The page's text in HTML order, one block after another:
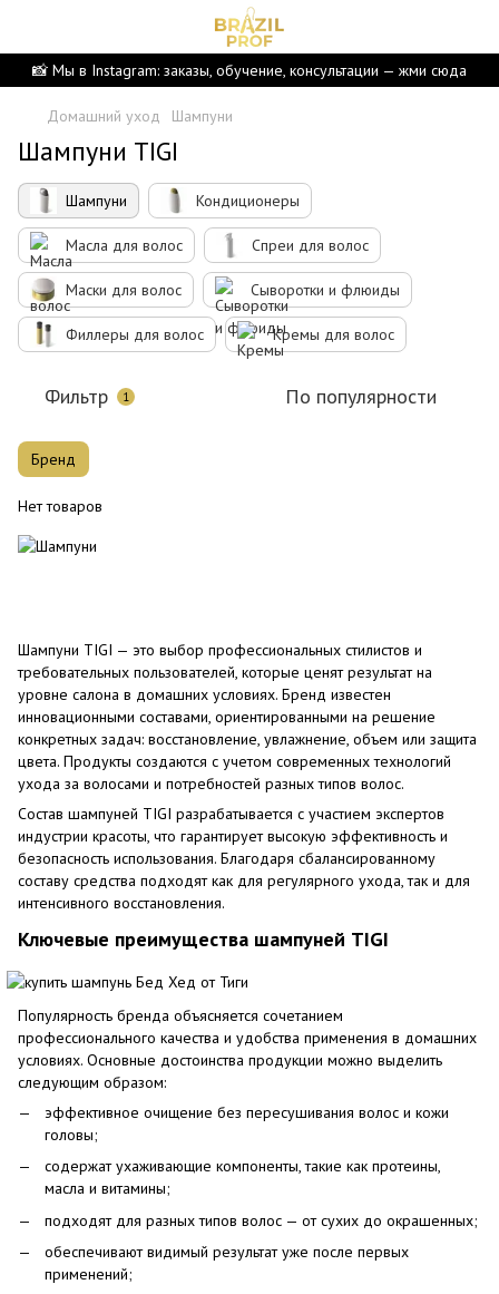
📸 Мы в Instagram: заказы, обучение, консультации — жми сюда
Домашний уход Шампуни
Шампуни TIGI
Шампуни Кондиционеры
Масла для волос Спреи для волос
Маски для волос Сыворотки и флюиды
Филлеры для волос Кремы для волос
Фильтр 1 По популярности
Бренд
Нет товаров
Шампуни TIGI — это выбор профессиональных стилистов и
требовательных пользователей, которые ценят результат на
уровне салона в домашних условиях. Бренд известен
инновационными составами, ориентированными на решение
конкретных задач: восстановление, увлажнение, объем или защита
цвета. Продукты создаются с учетом современных технологий
ухода за волосами и потребностей разных типов волос.
Состав шампуней TIGI разрабатывается с участием экспертов
индустрии красоты, что гарантирует высокую эффективность и
безопасность использования. Благодаря сбалансированному
составу средства подходят как для регулярного ухода, так и для
интенсивного восстановления.
Ключевые преимущества шампуней TIGI
Популярность бренда объясняется сочетанием
профессионального качества и удобства применения в домашних
условиях. Основные достоинства продукции можно выделить
следующим образом:
эффективное очищение без пересушивания волос и кожи
головы;
содержат ухаживающие компоненты, такие как протеины,
масла и витамины;
подходят для разных типов волос — от сухих до окрашенных;
обеспечивают видимый результат уже после первых
применений;